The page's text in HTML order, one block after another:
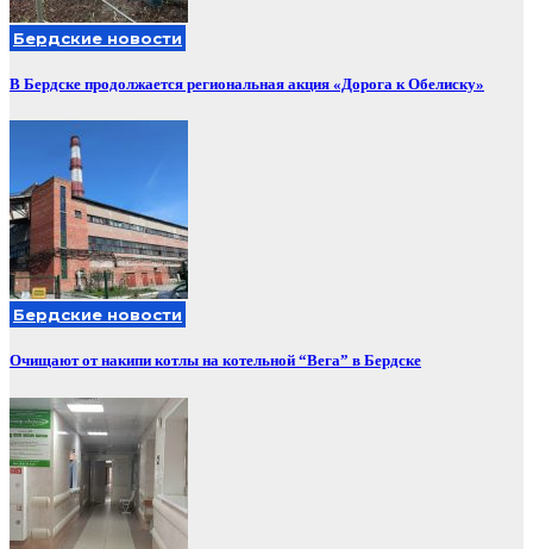
Бердские новости
В Бердске продолжается региональная акция «Дорога к Обелиску»
Бердские новости
Очищают от накипи котлы на котельной “Вега” в Бердске